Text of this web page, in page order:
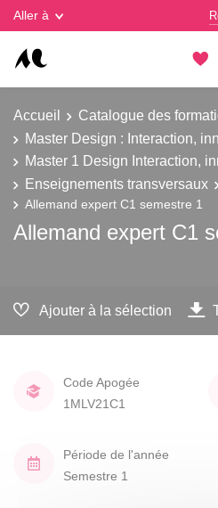
Aller à
Accueil Catalogue des
Master Design : Interaction,
Master 1 Design Interaction,
Enseignements transversaux
Allemand expert C1 semestre 1
Allemand expert C1
Ajouter à la sélection
Code Apogée
1MLV21C1
Période de l'année
Semestre 1
Gestion des cookies